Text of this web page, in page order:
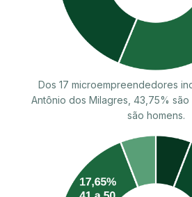
Dos 17 microempreendedores
Antônio dos Milagres, 43,75% são
são homens.